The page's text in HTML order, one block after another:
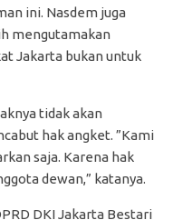
ini. Nasdem juga
mengutamakan
Jakarta bukan untuk
tidak akan
hak angket. ”Kami
saja. Karena hak
dewan,” katanya.
DKI Jakarta Bestari